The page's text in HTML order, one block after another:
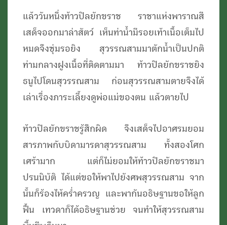
แล้ววันหนึ่งท้าวปิลยักขราช ราชาแห่งพาราณสี
เสด็จออกมาล่าสัตว์ เห็นท่าน้ำมีรอยเท้าเนื้อเต็มไป
หมดจึงซุ่มรอยิง สุวรรณสามมาตักน้ำเป็นปกติ
ท่ามกลางฝูงเนื้อที่ติดตามมา ท้าวปิลยักขราชยิง
ธนูไปโดนสุวรรณสาม ก่อนสุวรรณสามตายจึงได้
เล่าเรื่องภาระเลี้ยงดูพ่อแม่ของตน แล้วตายไป
ท้าวปิลยักขราชรู้สึกผิด จึงเสด็จไปอาศรมยอม
สารภาพกับบิดามารดาสุวรรณสาม ทั้งสองโศก
เศร้ามาก แต่ก็ไม่ยอมให้ท้าวปิลยักขราชมา
ปรนนิบัติ ได้แต่ขอให้พาไปยังศพสุวรรณสาม จาก
นั้นก็ร้องไห้คร่ำครวญ และพากันอธิษฐานขอให้ลูก
ฟื้น เทวดาก็ได้อธิษฐานช่วย จนทำให้สุวรรณสาม